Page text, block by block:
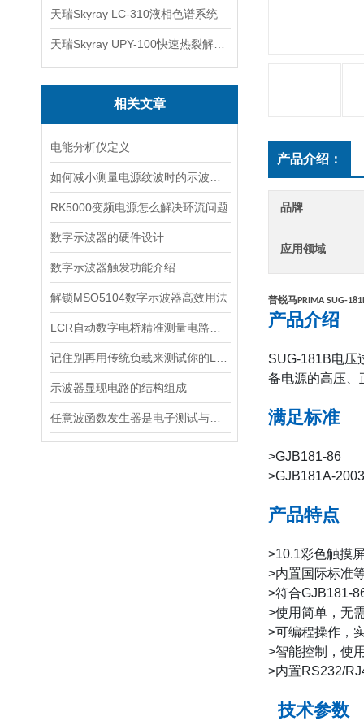
天瑞Skyray LC-310液相色谱系统
相关文章
电能分析仪定义
RK5000变频电源怎么解决环流问题
数字示波器的硬件设计
数字示波器触发功能介绍
解锁MSO5104数字示波器高效用法
示波器显现电路的结构组成
产品介绍：
品牌
应用领域
普锐马 PRIMA SUG-
产品介绍
SUG-181B电压
备电源的高压、
满足标准
>GJB181-86
>GJB181A-2003
产品特点
>10.1彩色触摸
>内置国际标准
>符合GJB181-
>使用简单，无
>可编程操作，
>智能控制，使
>内置RS232/
技术参数